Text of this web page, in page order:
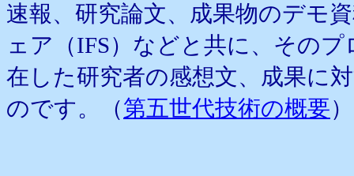
速報、研究論文、成果物のデモ
ェア（IFS）などと共に、その
在した研究者の感想文、成果に
のです。（第五世代技術の概要）